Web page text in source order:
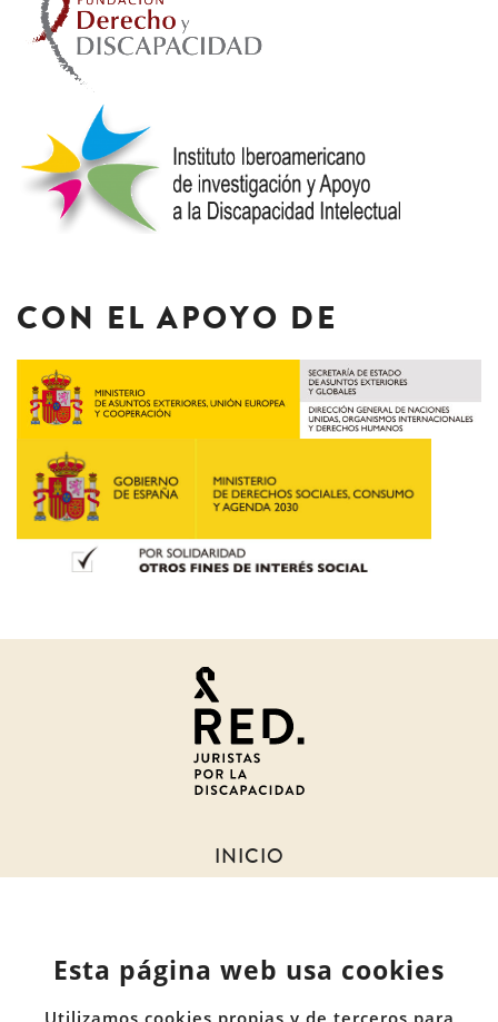
CON EL APOYO DE
discapacidad
INICIO
SOBRE NOSOTROS
MIEMBROS
DOCUMENTOS
Esta página web usa cookies
Utilizamos cookies propias y de terceros para